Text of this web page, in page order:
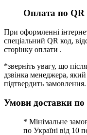
Оплата по QR
При оформленні
спеціальний QR код,
сторінку оплати .
*зверніть увагу, що
дзвінка менеджера, який
підтвердить замовлення.
Умови доставки по
* Мінімальне
по Україні від 10